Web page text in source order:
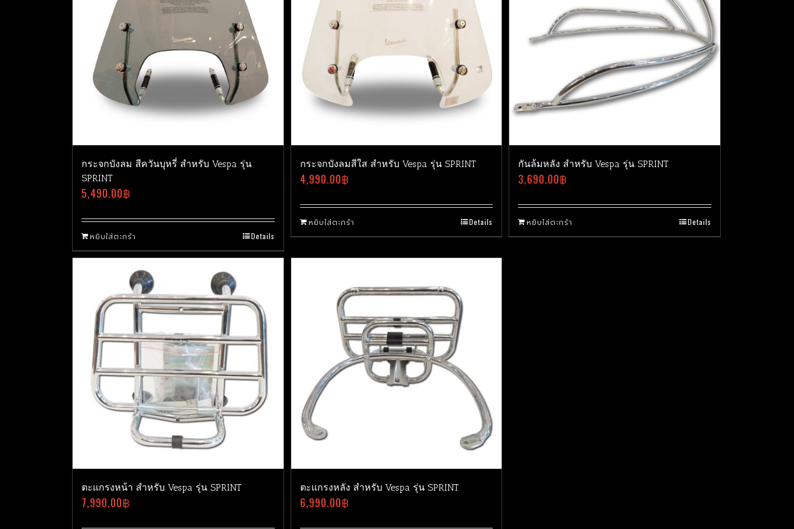
กระจกบังลม สีควันบุหรี่ สำหรับ Vespa รุ่น
SPRINT
5,490.00฿
หยิบใส่ตะกร้า Details
กระจกบังลมสีใส สำหรับ Vespa รุ่น SPRINT
4,990.00฿
หยิบใส่ตะกร้า Details
กันล้มหลัง สำหรับ Vespa รุ่น SPRINT
3,690.00฿
หยิบใส่ตะกร้า Details
ตะแกรงหน้า สำหรับ Vespa รุ่น SPRINT
7,990.00฿
ตะแกรงหลัง สำหรับ Vespa รุ่น SPRINT
6,990.00฿